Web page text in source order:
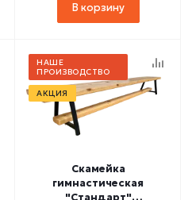
В корзину
НАШЕ
ПРОИЗВОДСТВО
АКЦИЯ
Скамейка
гимнастическая
"Стандарт"